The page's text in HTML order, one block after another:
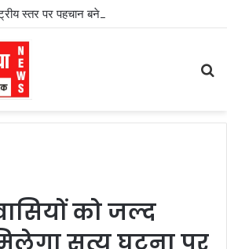
को जल्द